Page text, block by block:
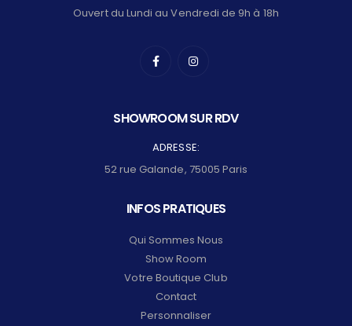
Ouvert du Lundi au Vendredi de 9h à 18h
SHOWROOM SUR RDV
ADRESSE:
52 rue Galande, 75005 Paris
INFOS PRATIQUES
Qui Sommes Nous
Show Room
Votre Boutique Club
Contact
Personnaliser